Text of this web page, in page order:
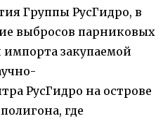
Группы РусГидро, в
выбросов парниковых
закупаемой
РусГидро на острове
где